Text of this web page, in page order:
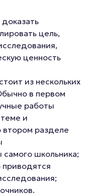
цель,
ценность
из нескольких
в первом
работы
и
втором разделе
школьника;